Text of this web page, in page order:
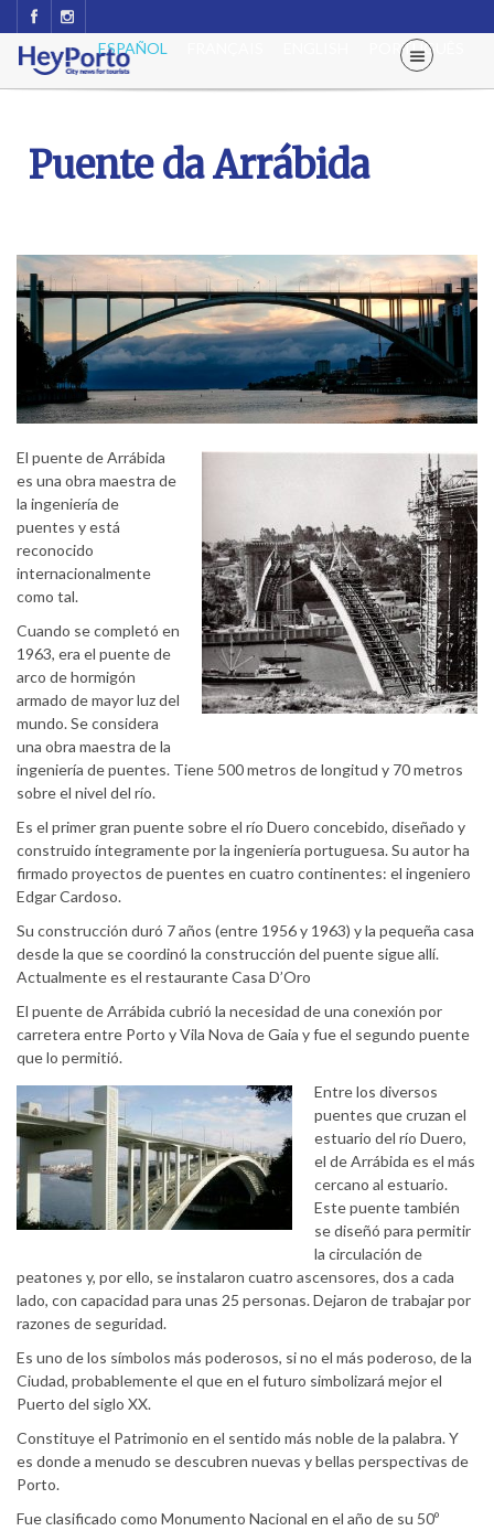
PORTUGUÊS
ESPAÑOL
Puente da Arrábida
El puente de Arrábida
es una obra maestra de
la ingeniería de
puentes y está
reconocido
internacionalmente
como tal.
Cuando se completó en
1963, era el puente de
arco de hormigón
armado de mayor luz del
mundo. Se considera
una obra maestra de la
ingeniería de puentes. Tiene 500 metros de longitud y 70 metros
sobre el nivel del río.
Es el primer gran puente sobre el río Duero concebido, diseñado y
construido íntegramente por la ingeniería portuguesa. Su autor ha
firmado proyectos de puentes en cuatro continentes: el ingeniero
Edgar Cardoso.
Su construcción duró 7 años (entre 1956 y 1963) y la pequeña casa
desde la que se coordinó la construcción del puente sigue allí.
Actualmente es el restaurante Casa D’Oro
El puente de Arrábida cubrió la necesidad de una conexión por
carretera entre Porto y Vila Nova de Gaia y fue el segundo puente
que lo permitió.
Entre los diversos
puentes que cruzan el
estuario del río Duero,
el de Arrábida es el más
cercano al estuario.
Este puente también
se diseñó para permitir
la circulación de
peatones y, por ello, se instalaron cuatro ascensores, dos a cada
lado, con capacidad para unas 25 personas. Dejaron de trabajar por
razones de seguridad.
Es uno de los símbolos más poderosos, si no el más poderoso, de la
Ciudad, probablemente el que en el futuro simbolizará mejor el
Puerto del siglo XX.
Constituye el Patrimonio en el sentido más noble de la palabra. Y
es donde a menudo se descubren nuevas y bellas perspectivas de
Porto.
Fue clasificado como Monumento Nacional en el año de su 50º